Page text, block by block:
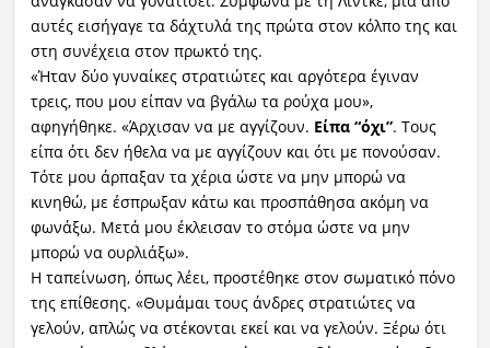
αυτές εισήγαγε τα δάχτυλά της πρώτα στον κόλπο της και
στη συνέχεια στον πρωκτό της.
«Ήταν δύο γυναίκες στρατιώτες και αργότερα έγιναν
τρεις, που μου είπαν να βγάλω τα ρούχα μου»,
αφηγήθηκε. «Άρχισαν να με αγγίζουν. Είπα “όχι”. Τους
είπα ότι δεν ήθελα να με αγγίζουν και ότι με πονούσαν.
Τότε μου άρπαξαν τα χέρια ώστε να μην μπορώ να
κινηθώ, με έσπρωξαν κάτω και προσπάθησα ακόμη να
φωνάξω. Μετά μου έκλεισαν το στόμα ώστε να μην
μπορώ να ουρλιάξω».
Η ταπείνωση, όπως λέει, προστέθηκε στον σωματικό πόνο
της επίθεσης. «Θυμάμαι τους άνδρες στρατιώτες να
γελούν, απλώς να στέκονται εκεί και να γελούν. Ξέρω ότι